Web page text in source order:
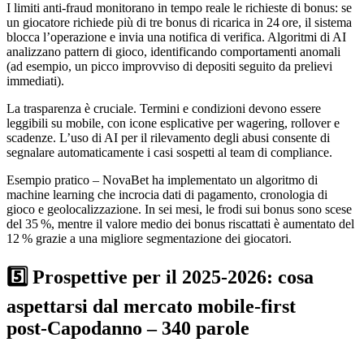
I limiti anti‑fraud monitorano in tempo reale le richieste di bonus: se
un giocatore richiede più di tre bonus di ricarica in 24 ore, il sistema
blocca l’operazione e invia una notifica di verifica. Algoritmi di AI
analizzano pattern di gioco, identificando comportamenti anomali
(ad esempio, un picco improvviso di depositi seguito da prelievi
immediati).
La trasparenza è cruciale. Termini e condizioni devono essere
leggibili su mobile, con icone esplicative per wagering, rollover e
scadenze. L’uso di AI per il rilevamento degli abusi consente di
segnalare automaticamente i casi sospetti al team di compliance.
Esempio pratico – NovaBet ha implementato un algoritmo di
machine learning che incrocia dati di pagamento, cronologia di
gioco e geolocalizzazione. In sei mesi, le frodi sui bonus sono scese
del 35 %, mentre il valore medio dei bonus riscattati è aumentato del
12 % grazie a una migliore segmentazione dei giocatori.
5️⃣ Prospettive per il 2025‑2026: cosa
aspettarsi dal mercato mobile‑first
post‑Capodanno – 340 parole